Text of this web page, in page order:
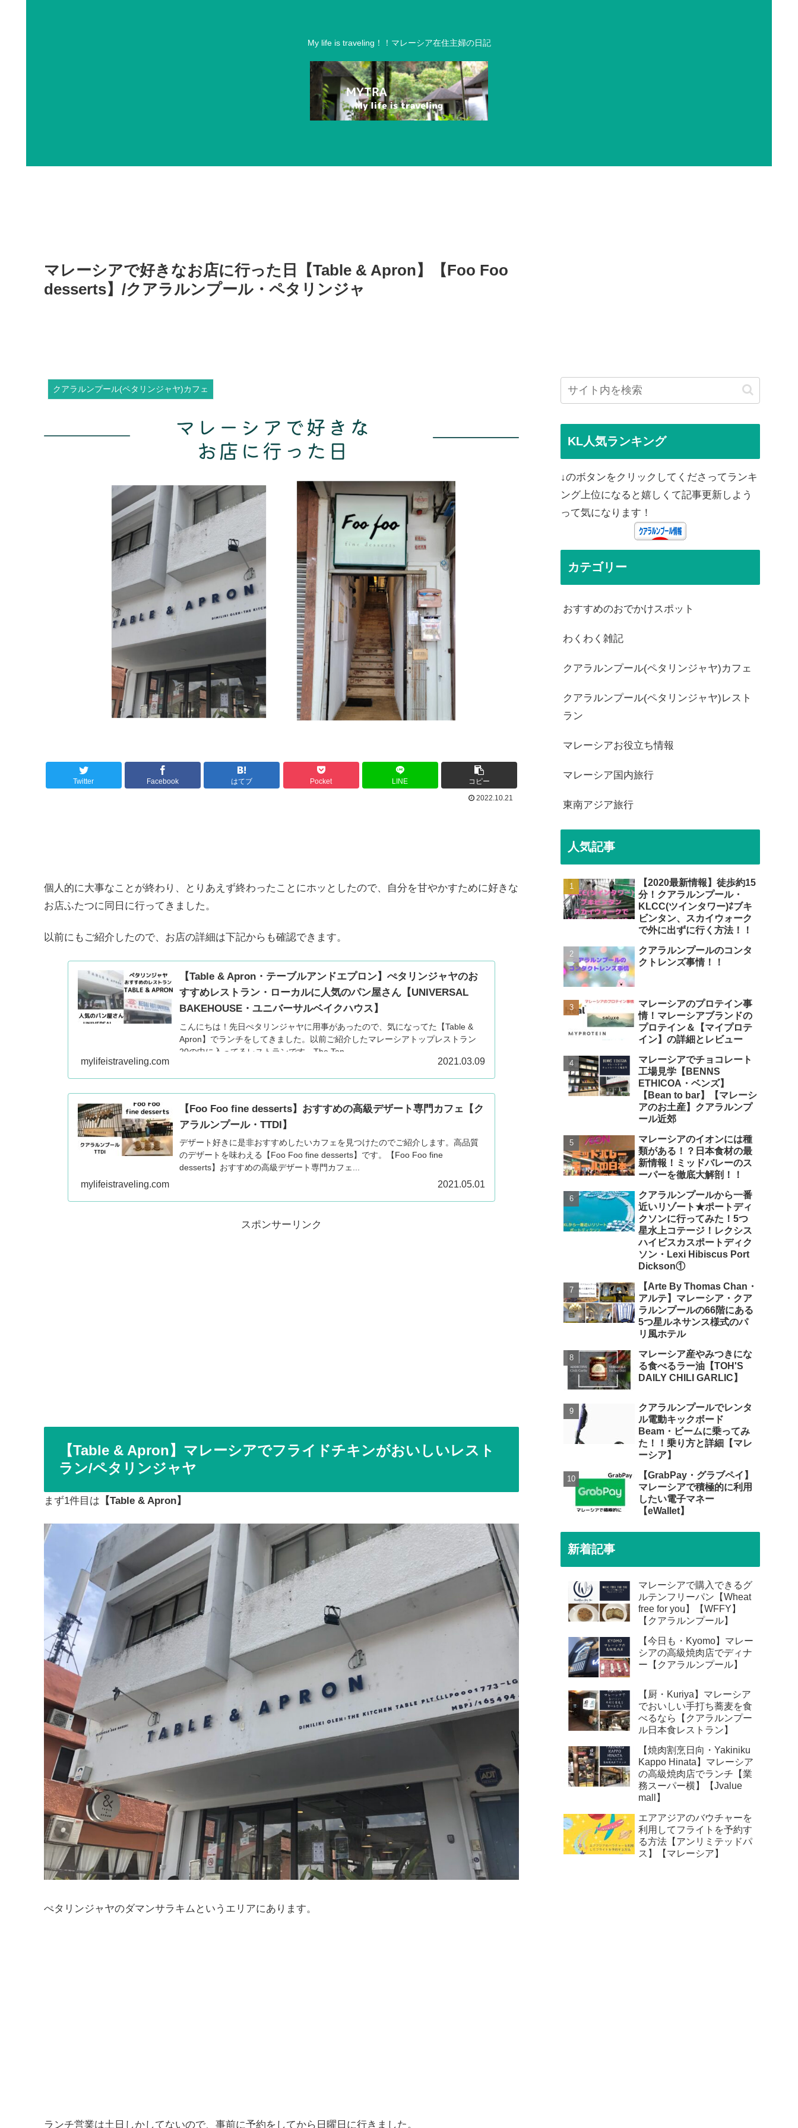
My life is traveling！！マレーシア在住主婦の日記
マレーシアで好きなお店に行った日【Table & Apron】【Foo Foo
desserts】/クアラルンプール・ペタリンジャ
クアラルンプール(ペタリンジャヤ)カフェ
Twitter Facebook はてブ Pocket LINE
コピー
2022.10.21
個人的に大事なことが終わり、とりあえず終わったことにホッとしたので、自分を甘やかすために好きな
お店ふたつに同日に行ってきました。
以前にもご紹介したので、お店の詳細は下記からも確認できます。
【Table & Apron・テーブルアンドエプロン】ぺタリンジャヤのお
すすめレストラン・ローカルに人気のパン屋さん【UNIVERSAL
BAKEHOUSE・ユニバーサルベイクハウス】
こんにちは！先日ぺタリンジャヤに用事があったので、気になってた【Table &
Apron】でランチをしてきました。以前ご紹介したマレーシアトップレストラン
20の中に入ってるレストランです。The Top ...
mylifeistraveling.com 2021.03.09
【Foo Foo fine desserts】おすすめの高級デザート専門カフェ【ク
アラルンプール・TTDI】
デザート好きに是非おすすめしたいカフェを見つけたのでご紹介します。高品質
のデザートを味わえる【Foo Foo fine desserts】です。【Foo Foo fine
desserts】おすすめの高級デザート専門カフェ...
mylifeistraveling.com 2021.05.01
スポンサーリンク
【Table & Apron】マレーシアでフライドチキンがおいしいレスト
ラン/ペタリンジャヤ
まず1件目は 【Table & Apron】
ぺタリンジャヤのダマンサラキムというエリアにあります。
ランチ営業は土日しかしてないので、事前に予約をしてから日曜日に行きました。
KL人気ランキング
↓のボタンをクリックしてくださってランキ
ング上位になると嬉しくて記事更新しよう
って気になります！
カテゴリー
おすすめのおでかけスポット
わくわく雑記
クアラルンプール(ペタリンジャヤ)カフェ
クアラルンプール(ペタリンジャヤ)レスト
ラン
マレーシアお役立ち情報
マレーシア国内旅行
東南アジア旅行
人気記事
【2020最新情報】徒歩約15
分！クアラルンプール・
KLCC(ツインタワー)⇄ブキ
ビンタン、スカイウォーク
で外に出ずに行く方法！！
クアラルンプールのコンタ
クトレンズ事情！！
マレーシアのプロテイン事
情！マレーシアブランドの
プロテイン＆【マイプロテ
イン】の詳細とレビュー
マレーシアでチョコレート
工場見学【BENNS
ETHICOA・ベンズ】
【Bean to bar】【マレーシ
アのお土産】クアラルンプ
ール近郊
マレーシアのイオンには種
類がある！？日本食材の最
新情報！ミッドバレーのス
ーパーを徹底大解剖！！
クアラルンプールから一番
近いリゾート★ポートディ
クソンに行ってみた！5つ
星水上コテージ！レクシス
ハイビスカスポートディク
ソン・Lexi Hibiscus Port
Dickson①
【Arte By Thomas Chan・
アルテ】マレーシア・クア
ラルンプールの66階にある
5つ星ルネサンス様式のパ
リ風ホテル
マレーシア産やみつきにな
る食べるラー油【TOH'S
DAILY CHILI GARLIC】
クアラルンプールでレンタ
ル電動キックボード
Beam・ビームに乗ってみ
た！！乗り方と詳細【マレ
ーシア】
【GrabPay・グラブペイ】
マレーシアで積極的に利用
したい電子マネー
【eWallet】
新着記事
マレーシアで購入できるグ
ルテンフリーパン【Wheat
free for you】【WFFY】
【クアラルンプール】
【今日も・Kyomo】マレー
シアの高級焼肉店でディナ
ー【クアラルンプール】
【厨・Kuriya】マレーシア
でおいしい手打ち蕎麦を食
べるなら【クアラルンプー
ル日本食レストラン】
【焼肉割烹日向・Yakiniku
Kappo Hinata】マレーシア
の高級焼肉店でランチ【業
務スーパー横】【Jvalue
mall】
エアアジアのバウチャーを
利用してフライトを予約す
る方法【アンリミテッドパ
ス】【マレーシア】